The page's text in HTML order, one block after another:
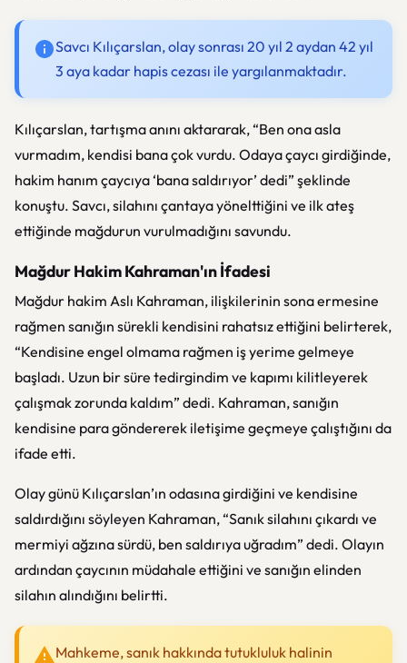
Savcı Kılıçarslan, olay sonrası 20 yıl 2 aydan 42 yıl
3 aya kadar hapis cezası ile yargılanmaktadır.
Kılıçarslan, tartışma anını aktararak, “Ben ona asla
vurmadım, kendisi bana çok vurdu. Odaya çaycı girdiğinde,
hakim hanım çaycıya ‘bana saldırıyor’ dedi” şeklinde
konuştu. Savcı, silahını çantaya yönelttiğini ve ilk ateş
ettiğinde mağdurun vurulmadığını savundu.
Mağdur Hakim Kahraman'ın İfadesi
Mağdur hakim Aslı Kahraman, ilişkilerinin sona ermesine
rağmen sanığın sürekli kendisini rahatsız ettiğini belirterek,
“Kendisine engel olmama rağmen iş yerime gelmeye
başladı. Uzun bir süre tedirgindim ve kapımı kilitleyerek
çalışmak zorunda kaldım” dedi. Kahraman, sanığın
kendisine para göndererek iletişime geçmeye çalıştığını da
ifade etti.
Olay günü Kılıçarslan’ın odasına girdiğini ve kendisine
saldırdığını söyleyen Kahraman, “Sanık silahını çıkardı ve
mermiyi ağzına sürdü, ben saldırıya uğradım” dedi. Olayın
ardından çaycının müdahale ettiğini ve sanığın elinden
silahın alındığını belirtti.
Mahkeme, sanık hakkında tutukluluk halinin